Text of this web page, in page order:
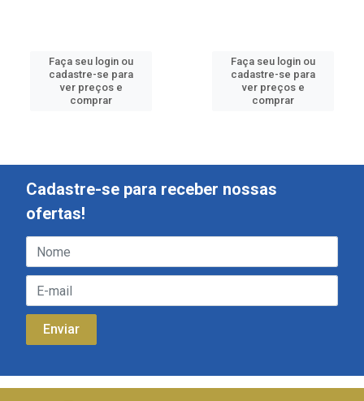
Faça seu login ou
cadastre-se para
ver preços e
comprar
Faça seu login ou
cadastre-se para
ver preços e
comprar
Cadastre-se para receber nossas
ofertas!